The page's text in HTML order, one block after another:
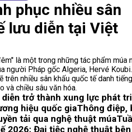
phục nhiều sân
lưu diễn tại Việt
là một trong những tác phẩm múa
người Pháp gốc Algeria, Hervé
trên nhiều sân khấu quốc tế danh
và chiều sâu văn hóa.
trở thành xung lực phát
hiệu quốc giaThông điệp,
tải qua nghệ thuật múa
2026: Đại tiệc nghệ thuật bên